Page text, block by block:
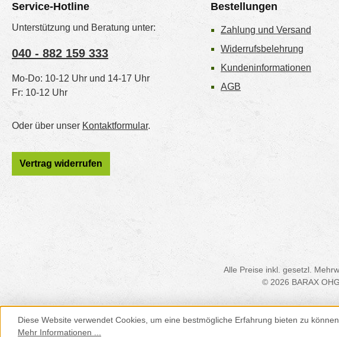
Service-Hotline
Unterstützung und Beratung unter:
040 - 882 159 333
Mo-Do: 10-12 Uhr und 14-17 Uhr
Fr: 10-12 Uhr
Oder über unser Kontaktformular.
Vertrag widerrufen
Bestellungen
Zahlung und Versand
Widerrufsbelehrung
Kundeninformationen
AGB
Alle Preise inkl. gesetzl.
© 2026 BARAX
Diese Website verwendet Cookies, um eine bestmögliche Erfahrung bieten zu können.
Mehr Informationen ...